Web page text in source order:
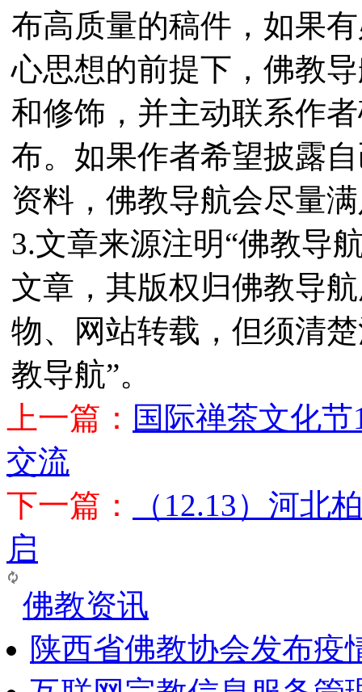
布高质量的稿件，如果
心思想的前提下，佛教
和修饰，并主动联系作
布。如果作者希望披露
资料，佛教导航会尽量
3.文章来源注明“佛教导
文章，其版权归佛教导
物、网站转载，但须清
教导航”。
上一篇： 国际禅茶文化
交流
下一篇：
（12.13）河北
启
佛教资讯
陕西省佛教协会发布疫